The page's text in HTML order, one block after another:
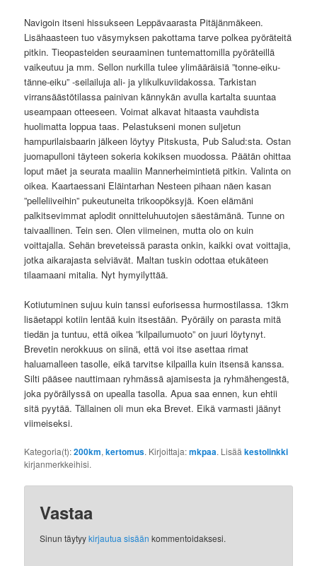
Navigoin itseni hissukseen Leppävaarasta Pitäjänmäkeen.
Lisähaasteen tuo väsymyksen pakottama tarve polkea pyöräteitä
pitkin. Tieopasteiden seuraaminen tuntemattomilla pyöräteillä
vaikeutuu ja mm. Sellon nurkilla tulee ylimääräisiä ”tonne-eiku-
tänne-eiku” -seilailuja ali- ja ylikulkuviidakossa. Tarkistan
virransäästötilassa painivan kännykän avulla kartalta suuntaa
useampaan otteeseen. Voimat alkavat hitaasta vauhdista
huolimatta loppua taas. Pelastukseni monen suljetun
hampurilaisbaarin jälkeen löytyy Pitskusta, Pub Salud:sta. Ostan
juomapulloni täyteen sokeria kokiksen muodossa. Päätän ohittaa
loput mäet ja seurata maaliin Mannerheimintietä pitkin. Valinta on
oikea. Kaartaessani Eläintarhan Nesteen pihaan näen kasan
”pelleliiveihin” pukeutuneita trikoopöksyjä. Koen elämäni
palkitsevimmat aplodit onnitteluhuutojen säestämänä. Tunne on
taivaallinen. Tein sen. Olen viimeinen, mutta olo on kuin
voittajalla. Sehän breveteissä parasta onkin, kaikki ovat voittajia,
jotka aikarajasta selviävät. Maltan tuskin odottaa etukäteen
tilaamaani mitalia. Nyt hymyilyttää.
Kotiutuminen sujuu kuin tanssi euforisessa hurmostilassa. 13km
lisäetappi kotiin lentää kuin itsestään. Pyöräily on parasta mitä
tiedän ja tuntuu, että oikea ”kilpailumuoto” on juuri löytynyt.
Brevetin nerokkuus on siinä, että voi itse asettaa rimat
haluamalleen tasolle, eikä tarvitse kilpailla kuin itsensä kanssa.
Silti pääsee nauttimaan ryhmässä ajamisesta ja ryhmähengestä,
joka pyöräilyssä on upealla tasolla. Apua saa ennen, kun ehtii
sitä pyytää. Tällainen oli mun eka Brevet. Eikä varmasti jäänyt
viimeiseksi.
Kategoria(t):200km,kertomus. Kirjoittaja:mkpaa. Lisääkestolinkki
kirjanmerkkeihisi.
Vastaa
Sinun täytyykirjautua sisään kommentoidaksesi.